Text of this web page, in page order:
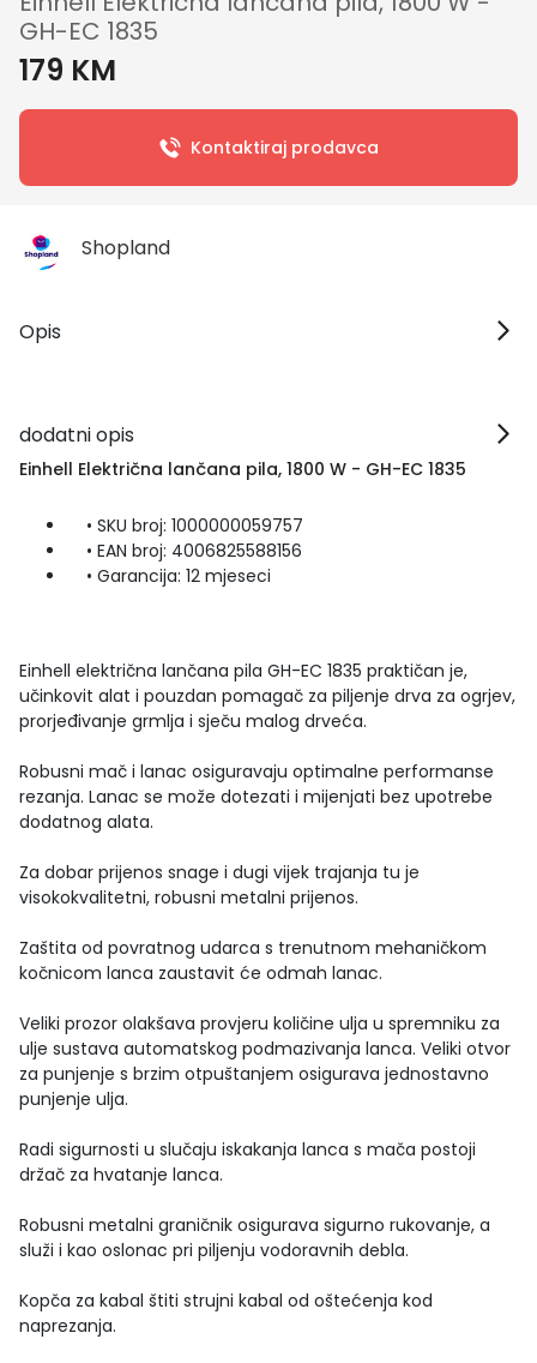
GH-EC 1835
179 KM
Kontaktiraj prodavca
Shopland
Opis
dodatni opis
Einhell Električna lančana pila, 1800 W - GH-EC 1835
• SKU broj: 1000000059757
• EAN broj: 4006825588156
• Garancija: 12 mjeseci
Einhell električna lančana pila GH-EC 1835 praktičan je,
učinkovit alat i pouzdan pomagač za piljenje drva za ogrjev,
prorjeđivanje grmlja i sječu malog drveća.
Robusni mač i lanac osiguravaju optimalne performanse
rezanja. Lanac se može dotezati i mijenjati bez upotrebe
dodatnog alata.
Za dobar prijenos snage i dugi vijek trajanja tu je
visokokvalitetni, robusni metalni prijenos.
Zaštita od povratnog udarca s trenutnom mehaničkom
kočnicom lanca zaustavit će odmah lanac.
Veliki prozor olakšava provjeru količine ulja u spremniku za
ulje sustava automatskog podmazivanja lanca. Veliki otvor
za punjenje s brzim otpuštanjem osigurava jednostavno
punjenje ulja.
Radi sigurnosti u slučaju iskakanja lanca s mača postoji
držač za hvatanje lanca.
Robusni metalni graničnik osigurava sigurno rukovanje, a
služi i kao oslonac pri piljenju vodoravnih debla.
Kopča za kabal štiti strujni kabal od oštećenja kod
naprezanja.